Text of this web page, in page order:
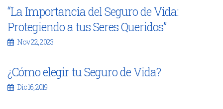
“La Importancia del Seguro de Vida:
Protegiendo a tus Seres Queridos”
Nov 22, 2023
¿Cómo elegir tu Seguro de Vida?
Dic 16, 2019